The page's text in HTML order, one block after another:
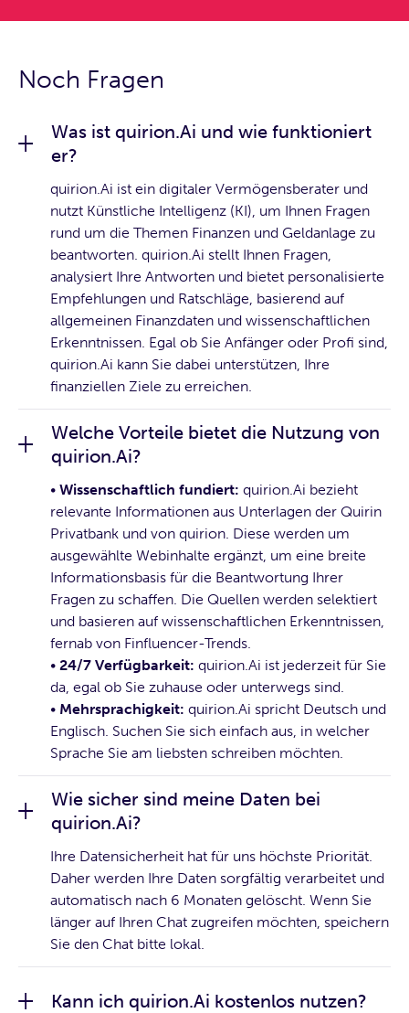
Noch Fragen
Was ist quirion.Ai und wie funktioniert
er?
quirion.Ai ist ein digitaler Vermögensberater und
nutzt Künstliche Intelligenz (KI), um Ihnen Fragen
rund um die Themen Finanzen und Geldanlage zu
beantworten. quirion.Ai stellt Ihnen Fragen,
analysiert Ihre Antworten und bietet personalisierte
Empfehlungen und Ratschläge, basierend auf
allgemeinen Finanzdaten und wissenschaftlichen
Erkenntnissen. Egal ob Sie Anfänger oder Profi sind,
quirion.Ai kann Sie dabei unterstützen, Ihre
finanziellen Ziele zu erreichen.
Welche Vorteile bietet die Nutzung von
quirion.Ai?
• Wissenschaftlich fundiert: quirion.Ai bezieht
relevante Informationen aus Unterlagen der Quirin
Privatbank und von quirion. Diese werden um
ausgewählte Webinhalte ergänzt, um eine breite
Informationsbasis für die Beantwortung Ihrer
Fragen zu schaffen. Die Quellen werden selektiert
und basieren auf wissenschaftlichen Erkenntnissen,
fernab von Finfluencer-Trends.
• 24/7 Verfügbarkeit: quirion.Ai ist jederzeit für Sie
da, egal ob Sie zuhause oder unterwegs sind.
• Mehrsprachigkeit: quirion.Ai spricht Deutsch und
Englisch. Suchen Sie sich einfach aus, in welcher
Sprache Sie am liebsten schreiben möchten.
Wie sicher sind meine Daten bei
quirion.Ai?
Ihre Datensicherheit hat für uns höchste Priorität.
Daher werden Ihre Daten sorgfältig verarbeitet und
automatisch nach 6 Monaten gelöscht. Wenn Sie
länger auf Ihren Chat zugreifen möchten, speichern
Sie den Chat bitte lokal.
Kann ich quirion.Ai kostenlos nutzen?